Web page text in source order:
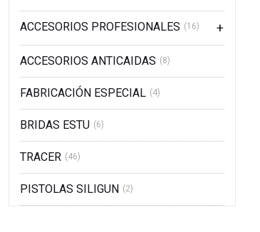
ACCESORIOS PROFESIONALES (16)
ACCESORIOS ANTICAIDAS (8)
FABRICACIÓN ESPECIAL (4)
BRIDAS ESTU (6)
TRACER (46)
PISTOLAS SILIGUN (2)